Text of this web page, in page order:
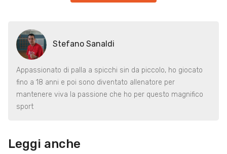
Stefano Sanaldi
Appassionato di palla a spicchi sin da piccolo, ho giocato
fino a 18 anni e poi sono diventato allenatore per
mantenere viva la passione che ho per questo magnifico
sport
Leggi anche